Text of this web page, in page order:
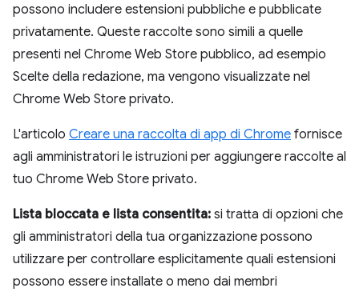
possono includere estensioni pubbliche e pubblicate
privatamente. Queste raccolte sono simili a quelle
presenti nel Chrome Web Store pubblico, ad esempio
Scelte della redazione, ma vengono visualizzate nel
Chrome Web Store privato.
L'articolo Creare una raccolta di app di Chrome fornisce
agli amministratori le istruzioni per aggiungere raccolte al
tuo Chrome Web Store privato.
Lista bloccata e lista consentita: si tratta di opzioni che
gli amministratori della tua organizzazione possono
utilizzare per controllare esplicitamente quali estensioni
possono essere installate o meno dai membri